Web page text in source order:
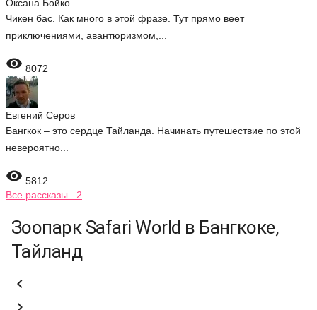
Оксана Бойко
Чикен бас. Как много в этой фразе. Тут прямо веет
приключениями, авантюризмом,...
 8072
Евгений Серов
Бангкок – это сердце Тайланда. Начинать путешествие по этой
невероятно...
 5812
Все рассказы 2
Зоопарк Safari World в Бангкоке,
Тайланд
